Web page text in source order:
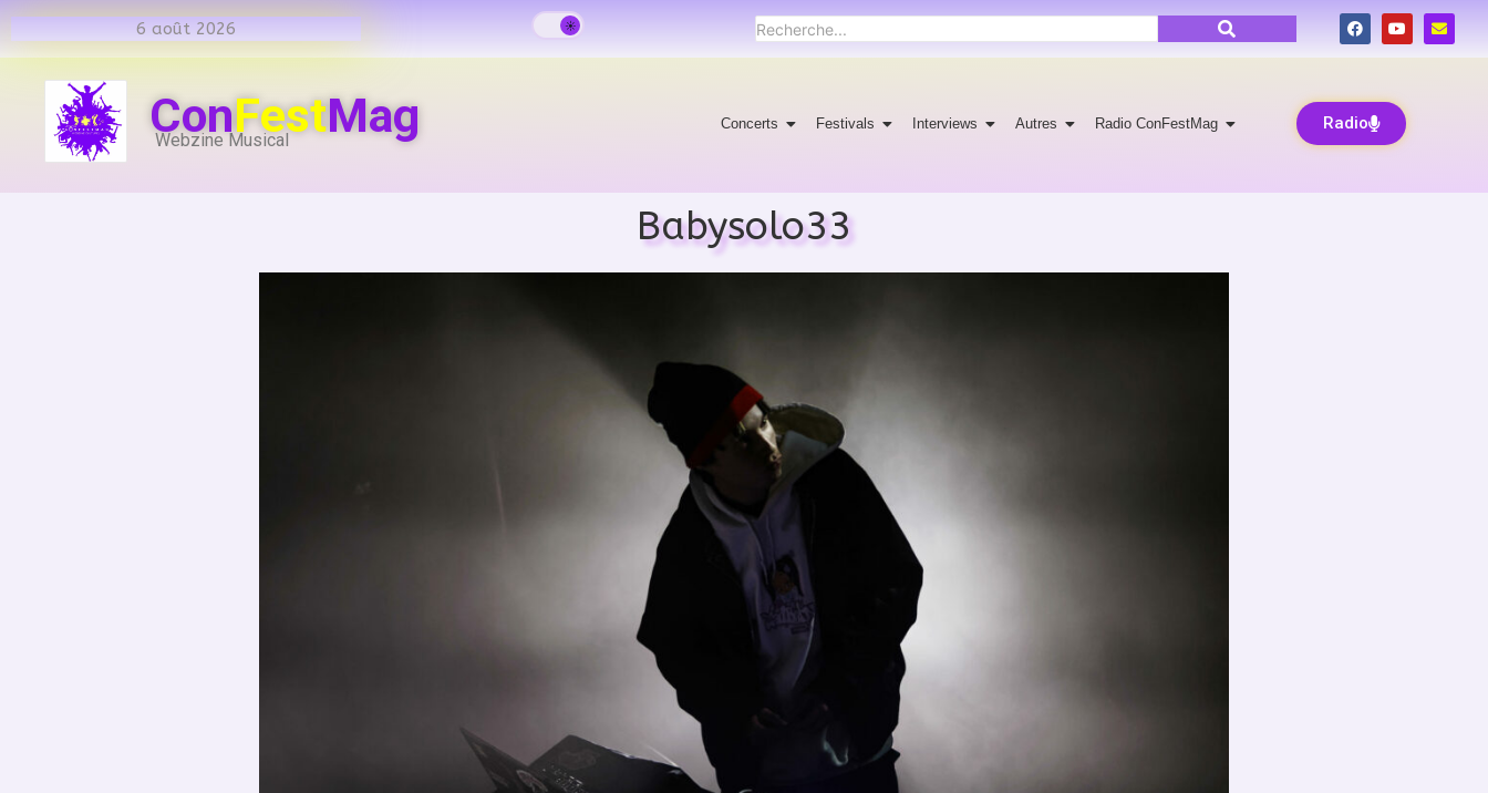
6 août 2026
ConFestMag
Webzine Musical
Concerts Festivals Interviews Autres Radio ConFestMag Radio
Babysolo33